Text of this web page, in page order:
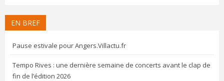
EN BREF
Pause estivale pour Angers.Villactu.fr
Tempo Rives : une dernière semaine de concerts avant le clap de
fin de l’édition 2026